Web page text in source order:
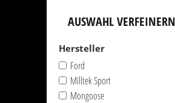
AUSWAHL VERFEINERN
Hersteller
Ford
Milltek Sport
Mongoose